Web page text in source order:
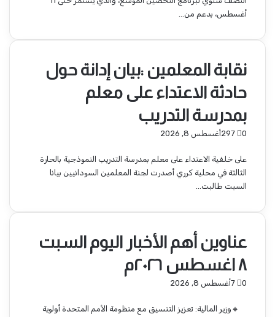
أغسطس، بدعم من…
نقابة المعلمين :بيان إدانة حول
حادثة الاعتداء على معلم
بمدرسة التدريب
أغسطس 8, 2026 0
على خلفية الاعتداء على معلم بمدرسة التدريب النموذجية بالحارة
الثالثة في محلية كرري أصدرت لجنة المعلمين السودانيين بيانا
السبت طالبت…
عناوين أهم الأخبار اليوم السبت
٨ اغسطس ٢٠٢٦م
أغسطس 8, 2026 0
🔸وزير المالية: تعزيز التنسيق مع منظومة الأمم المتحدة أولوية